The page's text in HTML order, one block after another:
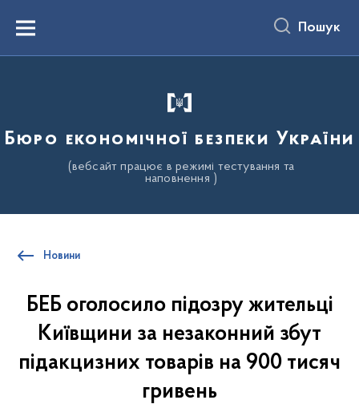
вмістуMenu Пошук
Бюро економічної безпеки України
(вебсайт працює в режимі тестування та
наповнення )
Новини
БЕБ оголосило підозру жительці
Київщини за незаконний збут
підакцизних товарів на 900 тисяч
гривень